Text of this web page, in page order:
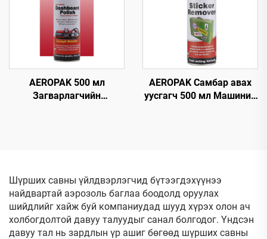
AEROPAK 500 мл
Загварлагчийн
AEROPAK Самбар авах
уусгагч 500 мл Машиний
Шүрших савны үйлдвэрлэгчид бүтээгдэхүүнээ
найдвартай аэрозоль баглаа боодолд оруулах
шийдлийг хайж буй компаниудад шууд хүрэх олон ач
холбогдолтой давуу талуудыг санал болгодог. Үндсэн
давуу тал нь зардлын үр ашиг бөгөөд шүрших савны